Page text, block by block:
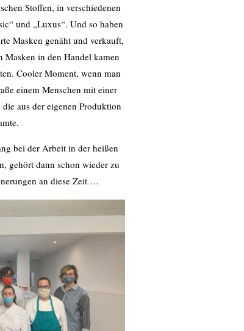
Stoffen, in verschiedenen
und „Luxus“. Und so haben
Masken genäht und verkauft,
Masken in den Handel kamen
Cooler Moment, wenn man
einem Menschen mit einer
aus der eigenen Produktion
bei der Arbeit in der heißen
gehört dann schon wieder zu
an diese Zeit …